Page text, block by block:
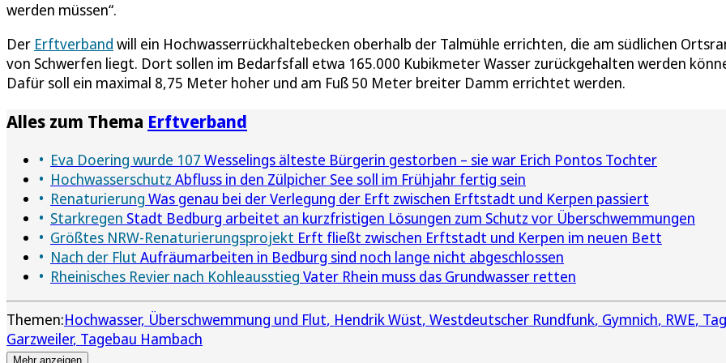
werden müssen“.
Der Erftverband will ein Hochwasserrückhaltebecken oberhalb der Talmühle errichten, die am südlichen
von Schwerfen liegt. Dort sollen im Bedarfsfall etwa 165.000 Kubikmeter Wasser zurückgehalten werden
Dafür soll ein maximal 8,75 Meter hoher und am Fuß 50 Meter breiter Damm errichtet werden.
Alles zum Thema Erftverband
Eva Doering wurde 107 Wesselings älteste Bürgerin gestorben – sie war Erich Pontos Tochter
Hochwasserschutz Abfluss in den Zülpicher See soll im Frühjahr fertig sein
Renaturierung Was genau bei der Verlegung der Erft zwischen Erftstadt und Kerpen passiert
Starkregen Stadt Bedburg arbeitet an kurzfristigen Lösungen zum Schutz vor Überschwemmungen
Größtes NRW-Renaturierungsprojekt Erft fließt zwischen Erftstadt und Kerpen im neuen Bett
Nach der Flut Aufräumarbeiten in Bedburg sind noch lange nicht abgeschlossen
Rheinisches Revier nach Kohleausstieg Vater Rhein muss das Grundwasser retten
Themen:Hochwasser, Überschwemmung und Flut Hendrik Wüst Westdeutscher Rundfunk Gymnich RWE
Garzweiler Tagebau Hambach
Mehr anzeigen